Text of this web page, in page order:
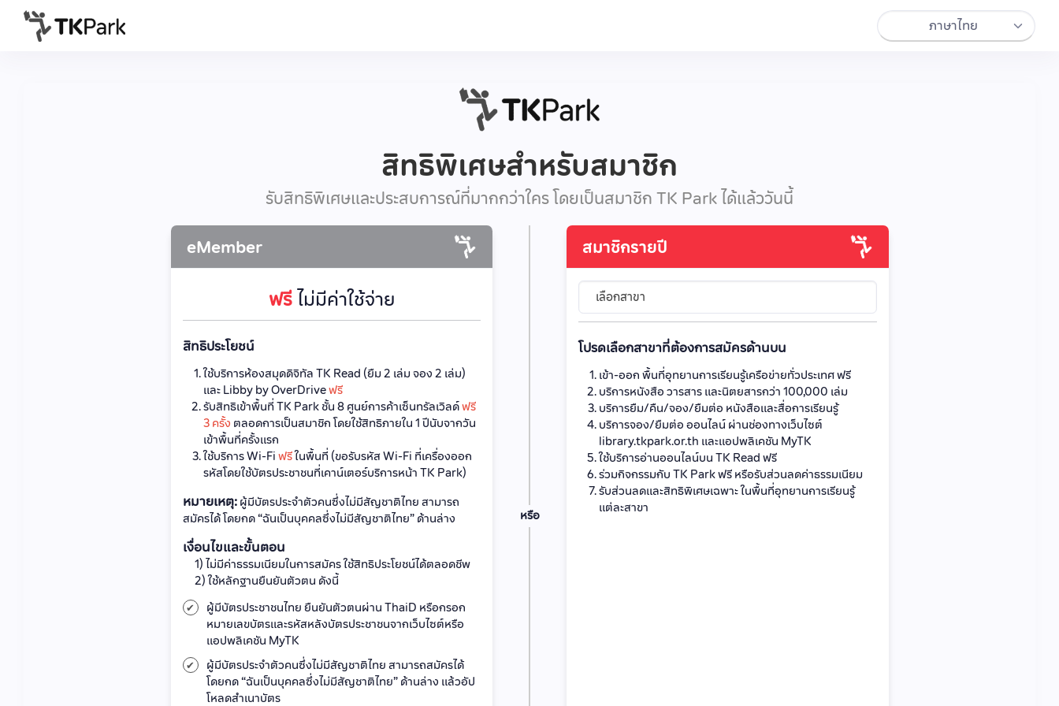
สิทธิพิเศษสำหรับสมาชิก
รับสิทธิพิเศษและประสบการณ์ที่มากกว่าใคร โดยเป็นสมาชิก TK Park ได้แล้ววันนี้
eMember
ฟรีไม่มีค่าใช้จ่าย
สิทธิประโยชน์
ใช้บริการห้องสมุดดิจิทัล TK Read (ยืม 2 เล่ม จอง 2 เล่ม)
และ Libby by OverDriveฟรี
รับสิทธิเข้าพื้นที่ TK Park ชั้น 8 ศูนย์การค้าเซ็นทรัลเวิลด์ฟรี
3 ครั้ง ตลอดการเป็นสมาชิก โดยใช้สิทธิภายใน 1 ปีนับจากวัน
เข้าพื้นที่ครั้งแรก
ใช้บริการ Wi-Fiฟรีในพื้นที่ (ขอรับรหัส Wi-Fi ที่เครื่องออก
รหัสโดยใช้บัตรประชาชนที่เคาน์เตอร์บริการหน้า TK Park)
หมายเหตุ:ผู้มีบัตรประจำตัวคนซึ่งไม่มีสัญชาติไทย สามารถ
สมัครได้ โดยกด “ฉันเป็นบุคคลซึ่งไม่มีสัญชาติไทย” ด้านล่าง
เงื่อนไขและขั้นตอน
1) ไม่มีค่าธรรมเนียมในการสมัคร ใช้สิทธิประโยชน์ได้ตลอดชีพ
2) ใช้หลักฐานยืนยันตัวตน ดังนี้
ผู้มีบัตรประชาชนไทย ยืนยันตัวตนผ่าน ThaiD หรือกรอก
หมายเลขบัตรและรหัสหลังบัตรประชาชนจากเว็บไซต์หรือ
แอปพลิเคชัน MyTK
ผู้มีบัตรประจำตัวคนซึ่งไม่มีสัญชาติไทย สามารถสมัครได้
โดยกด “ฉันเป็นบุคคลซึ่งไม่มีสัญชาติไทย” ด้านล่าง แล้วอัป
โหลดสำเนาบัตร
หรือ
สมาชิกรายปี
เลือกสาขา
โปรดเลือกสาขาที่ต้องการสมัครด้านบน
เข้า-ออก พื้นที่อุทยานการเรียนรู้เครือข่ายทั่วประเทศ ฟรี
บริการหนังสือ วารสาร และนิตยสารกว่า 100,000 เล่ม
บริการยืม/คืน/จอง/ยืมต่อ หนังสือและสื่อการเรียนรู้
บริการจอง/ยืมต่อ ออนไลน์ ผ่านช่องทางเว็บไซต์
library.tkpark.or.th และแอปพลิเคชัน MyTK
ใช้บริการอ่านออนไลน์บน TK Read ฟรี
ร่วมกิจกรรมกับ TK Park ฟรี หรือรับส่วนลดค่าธรรมเนียม
รับส่วนลดและสิทธิพิเศษเฉพาะ ในพื้นที่อุทยานการเรียนรู้
แต่ละสาขา